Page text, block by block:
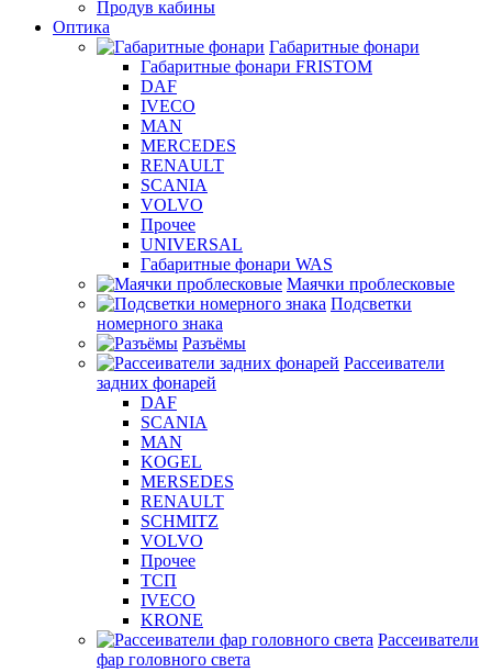
Продув кабины
Оптика
Габаритные фонари
Габаритные фонари FRISTOM
DAF
IVECO
MAN
MERCEDES
RENAULT
SCANIA
VOLVO
Прочее
UNIVERSAL
Габаритные фонари WAS
Маячки проблесковые
Подсветки
номерного знака
Разъёмы
Рассеиватели
задних фонарей
DAF
SCANIA
MAN
KOGEL
MERSEDES
RENAULT
SCHMITZ
VOLVO
Прочее
ТСП
IVECO
KRONE
Рассеиватели
фар головного света